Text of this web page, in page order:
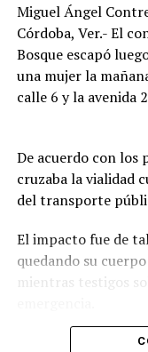
Miguel Ángel
Córdoba, Ver.- El
Bosque escapó
una mujer la
calle 6 y la avenida
De acuerdo con
cruzaba la vialidad
del transporte
El impacto fue de
quedando su
mientras testigos